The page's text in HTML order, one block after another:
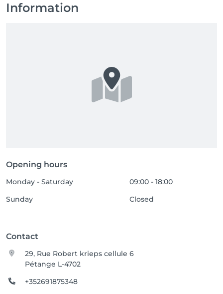
Information
Opening hours
Monday - Saturday
09:00 - 18:00
Sunday
Closed
Contact
29, Rue Robert krieps cellule 6
Pétange L-4702
+352691875348